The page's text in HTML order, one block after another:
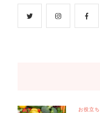
お役立ち